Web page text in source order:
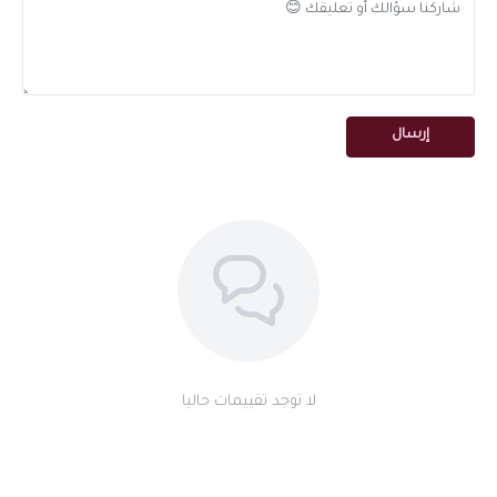
جاهزة للتوزيع — راحة تامة
لا تجهيز ولا تعبئة إضافية — البوكسات تأتي جاهزة للتوزيع مباشرة بمجرد
وصولها، مما يوفر عليك الوقت والجهد في يوم المناسبة.
أعياد الميلاد والاحتفالات الخاصة
إرسال
لا توجد تقييمات حاليا